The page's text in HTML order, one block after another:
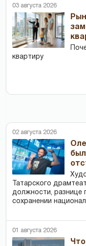
03 августа 2026
квартиру
02 августа 2026
Татарского
должности, разнице
сохранении
01 августа 2026